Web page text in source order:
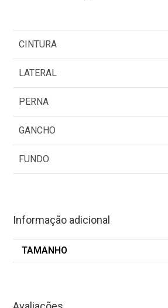
CINTURA
LATERAL
PERNA
GANCHO
FUNDO
Informação adicional
TAMANHO